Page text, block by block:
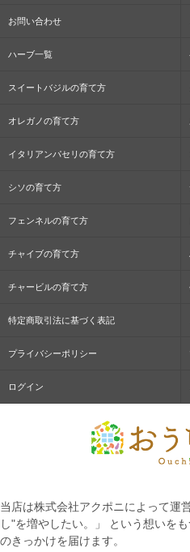
お問い合わせ
ハーブ一覧
スイートバジルの育て方
オレガノの育て方
イタリアンパセリの育て方
シソの育て方
フェンネルの育て方
チャイブの育て方
チャービルの育て方
特定商取引法に基づく表記
プライバシーポリシー
ログイン
当店は株式会社アクポニによって運
し"を増やしたい。」 という想いを
のきっかけを届けます。